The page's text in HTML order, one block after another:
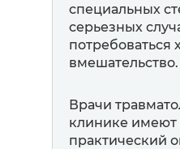
специальных
серьезных
потребоваться
вмешательство.
Врачи
клинике
практический